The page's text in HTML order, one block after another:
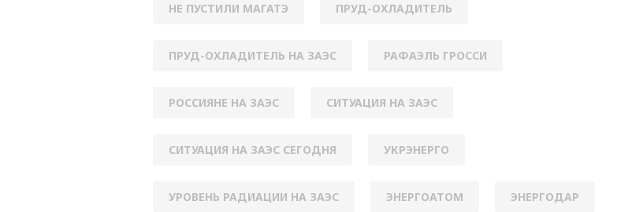
НЕ ПУСТИЛИ МАГАТЭ ПРУД-ОХЛАДИТЕЛЬ
ПРУД-ОХЛАДИТЕЛЬ НА ЗАЭС РАФАЭЛЬ ГРОССИ
РОССИЯНЕ НА ЗАЭС СИТУАЦИЯ НА ЗАЭС
СИТУАЦИЯ НА ЗАЭС СЕГОДНЯ УКРЭНЕРГО
УРОВЕНЬ РАДИАЦИИ НА ЗАЭС ЭНЕРГОАТОМ ЭНЕРГОДАР